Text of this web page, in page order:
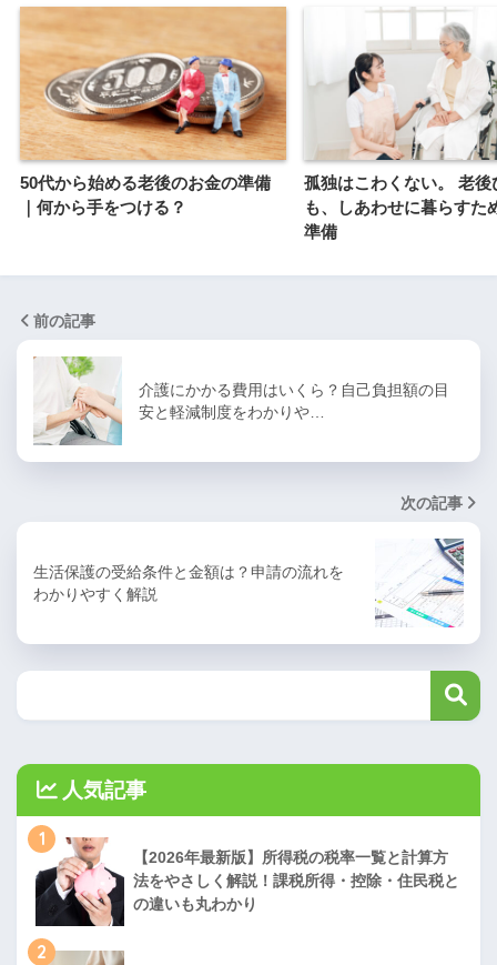
50代から始める老後のお金の準備
｜何から手をつける？
孤独はこわくない。 老後
も、しあわせに暮らすた
準備
前の記事
介護にかかる費用はいくら？自己負担額の目
安と軽減制度をわかりや…
次の記事
生活保護の受給条件と金額は？申請の流れを
わかりやすく解説
人気記事
1
【2026年最新版】所得税の税率一覧と計算方
法をやさしく解説！課税所得・控除・住民税と
の違いも丸わかり
2